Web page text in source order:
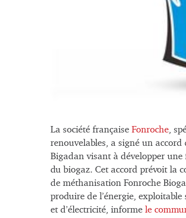
La société française Fonroche,
renouvelables, a signé un
Bigadan visant à développer une
du biogaz. Cet accord prévoit la
de méthanisation Fonroche
produire de l’énergie,
et d’électricité, informe le